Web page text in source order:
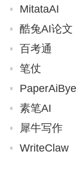
MitataAI
酷兔AI论文
百考通
笔仗
PaperAiBye
素笔AI
犀牛写作
WriteClaw